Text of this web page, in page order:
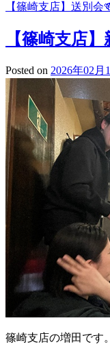
【篠崎支店】送別会
【篠崎支店
Posted on 2026年02月
篠崎支店の増田です。